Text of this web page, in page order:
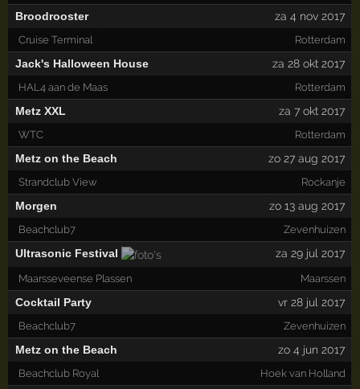
Broodrooster za 4 nov 2017
Cruise Terminal Rotterdam
Jack's Halloween House za 28 okt 2017
HAL4 aan de Maas Rotterdam
Metz XXL za 7 okt 2017
WTC Rotterdam
Metz on the Beach zo 27 aug 2017
Strandclub View Rockanje
Morgen zo 13 aug 2017
Beachclub7 Zevenhuizen
Ultrasonic Festival za 29 jul 2017
Maarsseveense Plassen Maarssen
Cocktail Party vr 28 jul 2017
Beachclub7 Zevenhuizen
Metz on the Beach zo 4 jun 2017
Beachclub Royal Hoek van Holland